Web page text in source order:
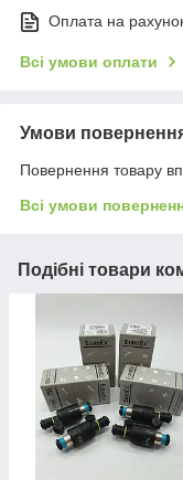
Оплата на
Всі умови оплати
Умови
Повернення товару
Всі умови
Подібні товари